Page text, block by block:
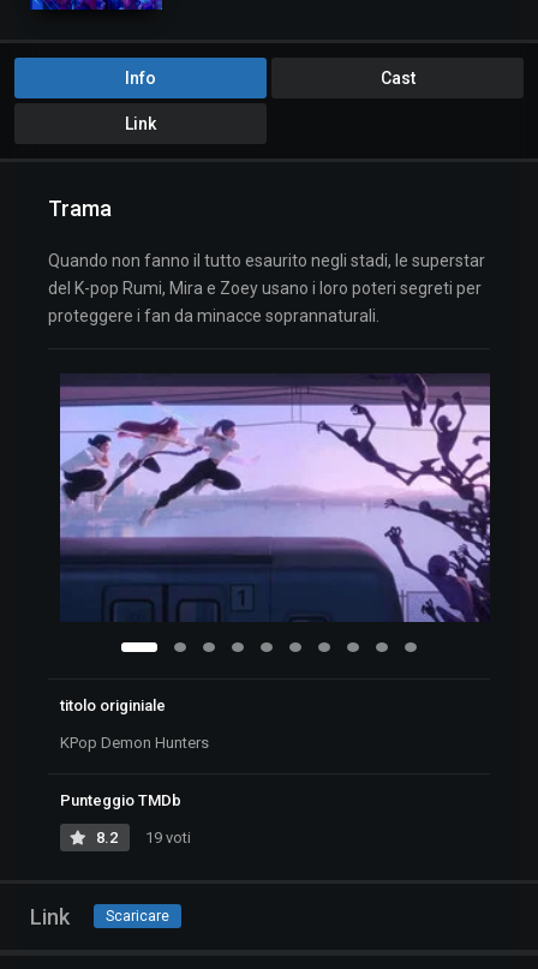
Info Cast
Link
Trama
Quando non fanno il tutto esaurito negli stadi, le superstar
del K-pop Rumi, Mira e Zoey usano i loro poteri segreti per
proteggere i fan da minacce soprannaturali.
titolo originiale
KPop Demon Hunters
Punteggio TMDb
8.2 19 voti
Link Scaricare